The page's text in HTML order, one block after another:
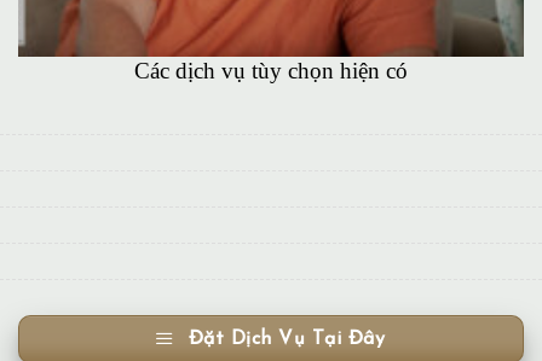
Các dịch vụ tùy chọn hiện có
Đặt Dịch Vụ Tại Đây